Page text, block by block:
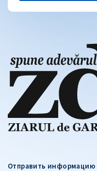
Отправить информацию